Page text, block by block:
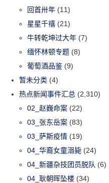
回首卅年 (11)
星星千禧 (21)
牛转乾坤过大年 (7)
缅怀林顿专题 (8)
葡萄酒品鉴 (9)
暂未分类 (4)
热点新闻事件汇总 (2,310)
02_赵巍命案 (22)
03_张东岳案 (83)
03_萨斯疫情 (19)
04_华裔女童溺毙 (24)
04_新疆杂技团员脱队 (6)
04_耿朝晖坠楼 (34)